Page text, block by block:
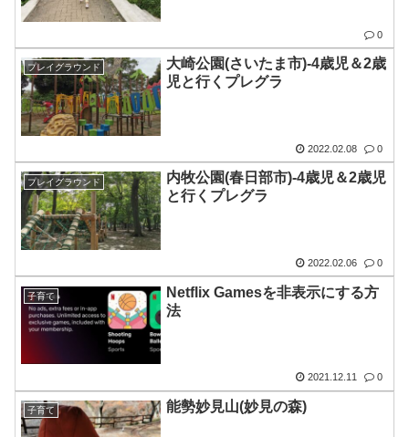
0
プレイグラウンド
大崎公園(さいたま市)-4歳児＆2歳
児と行くプレグラ
2022.02.08 0
プレイグラウンド
内牧公園(春日部市)-4歳児＆2歳児
と行くプレグラ
2022.02.06 0
子育て
Netflix Gamesを非表示にする方
法
2021.12.11 0
子育て 能勢妙見山(妙見の森)